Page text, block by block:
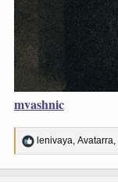
mvashnic
Р
lenivaya Avatarra